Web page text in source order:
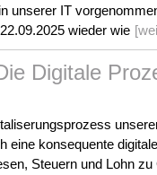
unserer IT
wieder wie
Digitale
eine konsequente
Steuern und Lohn zu